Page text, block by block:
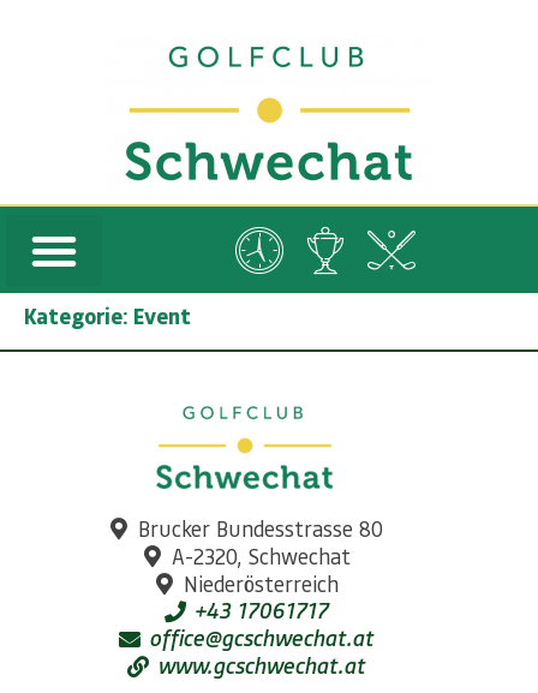
Kategorie: Event
Brucker Bundesstrasse 80
A-2320, Schwechat
Niederösterreich
+43 17061717
office@gcschwechat.at
www.gcschwechat.at